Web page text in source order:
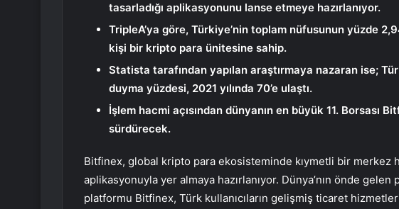
tasarladığı aplikasyonunu lanse etmeye hazırlanıyor.
TripleA’ya göre, Türkiye’nin toplam nüfusunun yüzde
kişi bir kripto para ünitesine sahip.
Statista tarafından yapılan araştırmaya nazaran ise;
duyma yüzdesi, 2021 yılında 70’e ulaştı.
İşlem hacmi açısından dünyanın en büyük 11. Borsası
sürdürecek.
Bitfinex, global kripto para ekosisteminde kıymetli bir merkez
aplikasyonuyla yer almaya hazırlanıyor. Dünya’nın önde
platformu Bitfinex, Türk kullanıcıların gelişmiş ticaret